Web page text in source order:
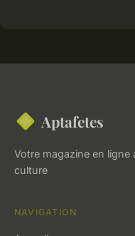
Aptafetes
Votre magazine en
culture
NAVIGATION